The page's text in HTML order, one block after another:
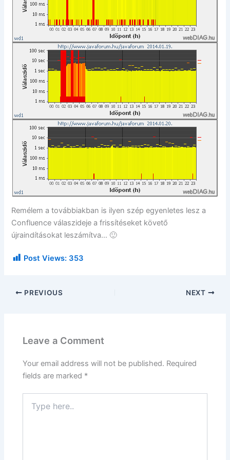
Remélem a továbbiakban is ilyen szép egyenletes lesz a
Confluence válaszideje a frissítéseket követő
újraindításokat leszámítva… 🙂
Post Views: 353
PREVIOUS NEXT
Leave a Comment
Your email address will not be published. Required
fields are marked *
here..